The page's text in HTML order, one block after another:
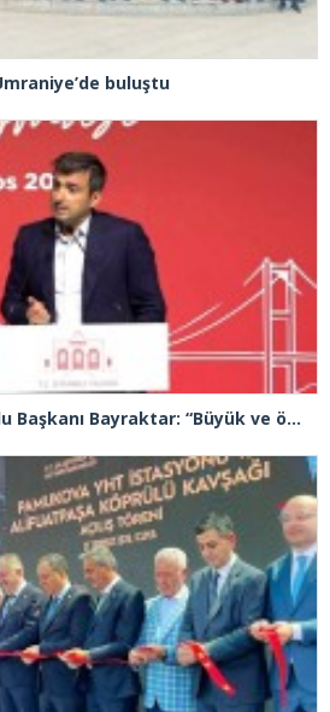
buluştu
Baykar Yönetim Kurulu Başkanı Bayraktar: “Büyük ve önemli eserler konfor alanının dışında kalmaya razı olanlar tarafından gerçekleştirildi”